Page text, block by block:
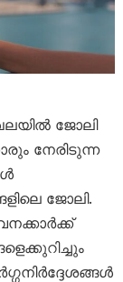
ജോലി
നേരിടുന്ന
ജോലി.